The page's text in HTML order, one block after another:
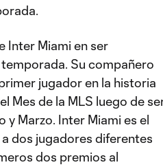
Inter Miami en ser
Su compañero
jugador en la historia
Mes de la MLS luego de
Marzo. Inter Miami es el
dos jugadores diferentes
dos premios al